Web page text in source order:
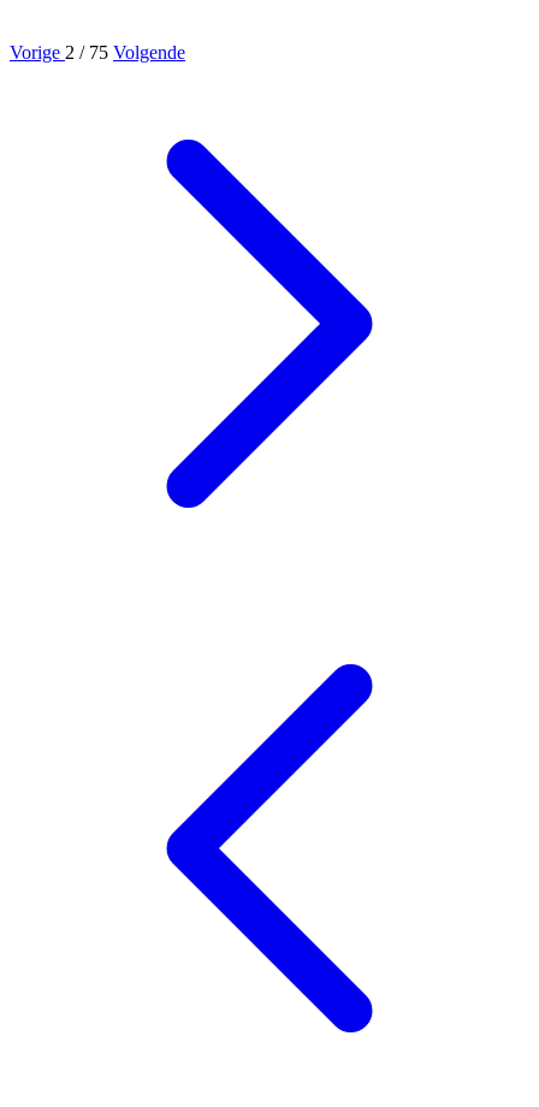
Vorige 2 / 75 Volgende